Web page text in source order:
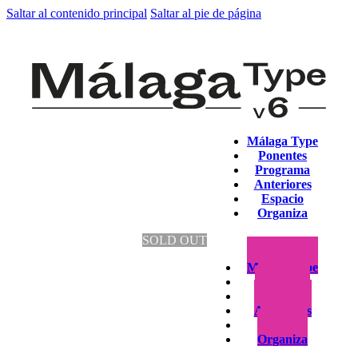
Saltar al contenido principal Saltar al pie de página
Málaga Type
Ponentes
Programa
Anteriores
Espacio
Organiza
Málaga Type
Anteriores
Organiza
SOLD OUT